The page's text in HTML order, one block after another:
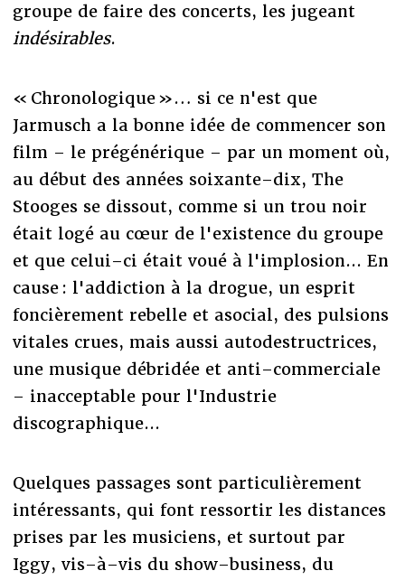
groupe de faire des concerts, les jugeant
indésirables.
« Chronologique »… si ce n'est que
Jarmusch a la bonne idée de commencer son
film – le prégénérique – par un moment où,
au début des années soixante–dix, The
Stooges se dissout, comme si un trou noir
était logé au cœur de l'existence du groupe
et que celui–ci était voué à l'implosion... En
cause : l'addiction à la drogue, un esprit
foncièrement rebelle et asocial, des pulsions
vitales crues, mais aussi autodestructrices,
une musique débridée et anti–commerciale
– inacceptable pour l'Industrie
discographique...
Quelques passages sont particulièrement
intéressants, qui font ressortir les distances
prises par les musiciens, et surtout par
Iggy, vis–à–vis du show–business, du